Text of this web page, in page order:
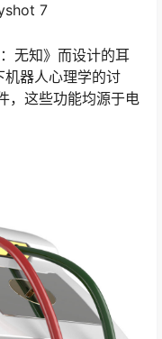
7
无知》而设计的耳
器人心理学的讨
，这些功能均源于电